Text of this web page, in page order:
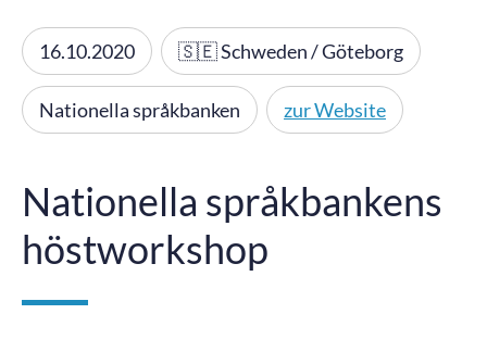
16.10.2020 🇸🇪 Schweden / Göteborg
Nationella språkbanken zur Website
Nationella språkbankens
höstworkshop